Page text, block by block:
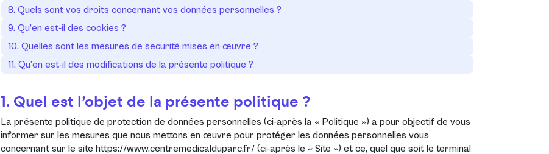
8. Quels sont vos droits concernant vos données personnelles ?
9. Qu’en est-il des cookies ?
10. Quelles sont les mesures de securité mises en œuvre ?
11. Qu’en est-il des modifications de la présente politique ?
1. Quel est l’objet de la présente politique ?
La présente politique de protection de données personnelles (ci-après la « Politique ») a pour objectif de vous
informer sur les mesures que nous mettons en œuvre pour protéger les données personnelles vous
concernant sur le site https://www.centremedicalduparc.fr/ (ci-après le « Site ») et ce, quel que soit le terminal